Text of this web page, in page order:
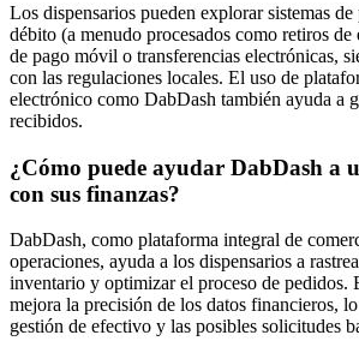
Los dispensarios pueden explorar sistemas
débito (a menudo procesados como retiros
de pago móvil o transferencias electrónicas,
con las regulaciones locales. El uso de
electrónico como DabDash también ayuda a
recibidos.
¿Cómo puede ayudar DabDash a
con sus finanzas?
DabDash, como plataforma integral de
operaciones, ayuda a los dispensarios a
inventario y optimizar el proceso de pedidos.
mejora la precisión de los datos financieros,
gestión de efectivo y las posibles solicitudes